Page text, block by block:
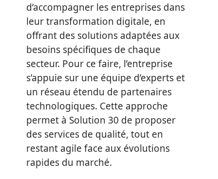
d’accompagner les entreprises dans
leur transformation digitale, en
offrant des solutions adaptées aux
besoins spécifiques de chaque
secteur. Pour ce faire, l’entreprise
s’appuie sur une équipe d’experts et
un réseau étendu de partenaires
technologiques. Cette approche
permet à Solution 30 de proposer
des services de qualité, tout en
restant agile face aux évolutions
rapides du marché.